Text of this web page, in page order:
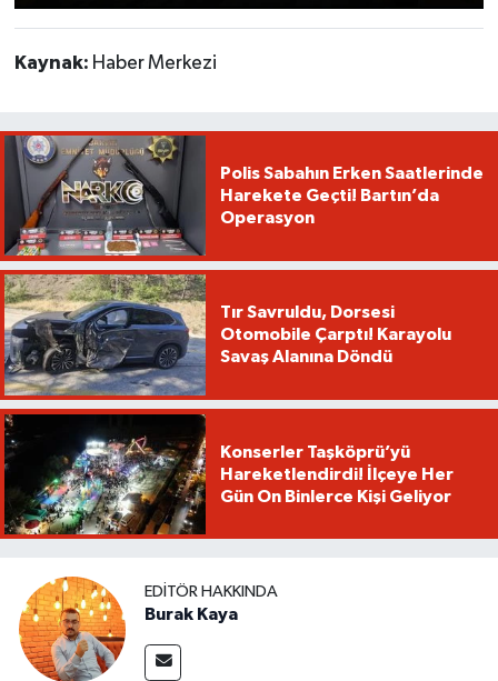
Kaynak: Haber Merkezi
Polis Sabahın Erken Saatlerinde
Harekete Geçti! Bartın’da
Operasyon
Tır Savruldu, Dorsesi
Otomobile Çarptı! Karayolu
Savaş Alanına Döndü
Konserler Taşköprü’yü
Hareketlendirdi! İlçeye Her
Gün On Binlerce Kişi Geliyor
EDITÖR HAKKINDA
Burak Kaya